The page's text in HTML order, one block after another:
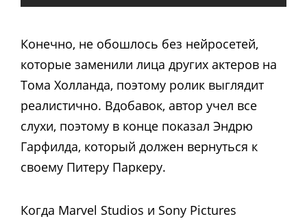
Конечно, не обошлось без нейросетей,
которые заменили лица других актеров на
Тома Холланда, поэтому ролик выглядит
реалистично. Вдобавок, автор учел все
слухи, поэтому в конце показал Эндрю
Гарфилда, который должен вернуться к
своему Питеру Паркеру.
Когда Marvel Studios и Sony Pictures